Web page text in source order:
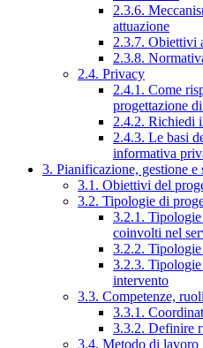
2.3.6.
attuazione
2.3.7. Obiettivi
2.3.8.
2.4. Privacy
2.4.1. Come
progettazione
2.4.2. Richiedi
2.4.3. Le basi
informativa
3. Pianificazione, gestione e
3.1. Obiettivi del
3.2. Tipologie di
3.2.1.
coinvolti nel
3.2.2.
3.2.3.
intervento
3.3. Competenze,
3.3.1.
3.3.2. Definire
3.4. Metodo di lavoro